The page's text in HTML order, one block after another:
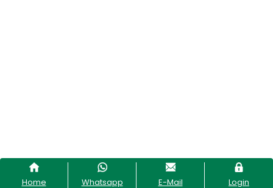
Home Whatsapp E-Mail Login